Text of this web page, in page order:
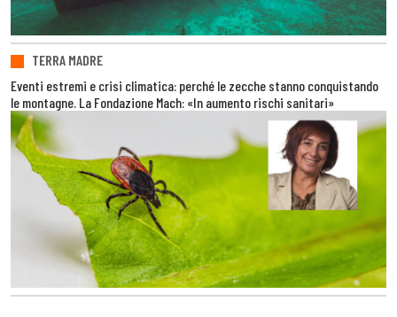
TERRA MADRE
Eventi estremi e crisi climatica: perché le zecche stanno conquistando
le montagne. La Fondazione Mach: «In aumento rischi sanitari»